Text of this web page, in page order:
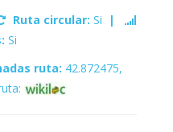
Ruta circular: Si
|
Si
ruta: 42.872475,